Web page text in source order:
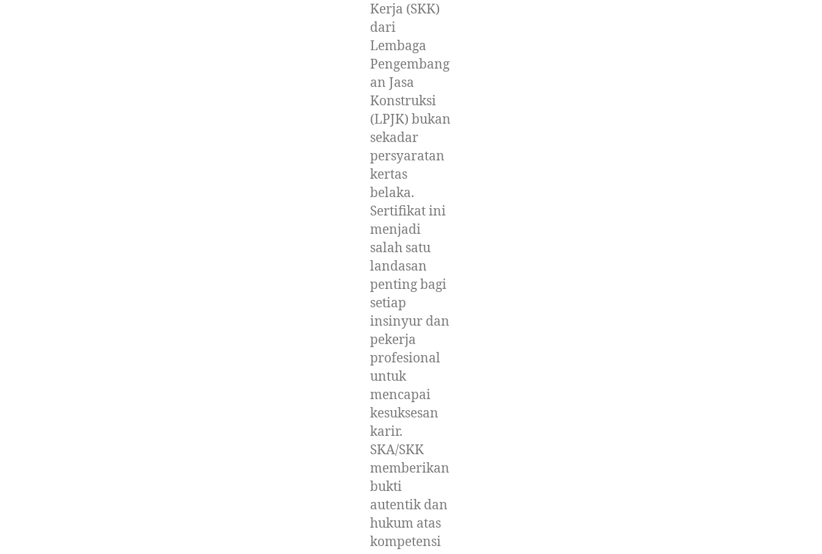
Kerja (SKK)
dari
Lembaga
Pengembang
an Jasa
Konstruksi
(LPJK) bukan
sekadar
persyaratan
kertas
belaka.
Sertifikat ini
menjadi
salah satu
landasan
penting bagi
setiap
insinyur dan
pekerja
profesional
untuk
mencapai
kesuksesan
karir.
SKA/SKK
memberikan
bukti
autentik dan
hukum atas
kompetensi